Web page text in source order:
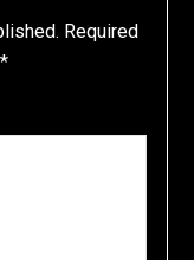
Required
*